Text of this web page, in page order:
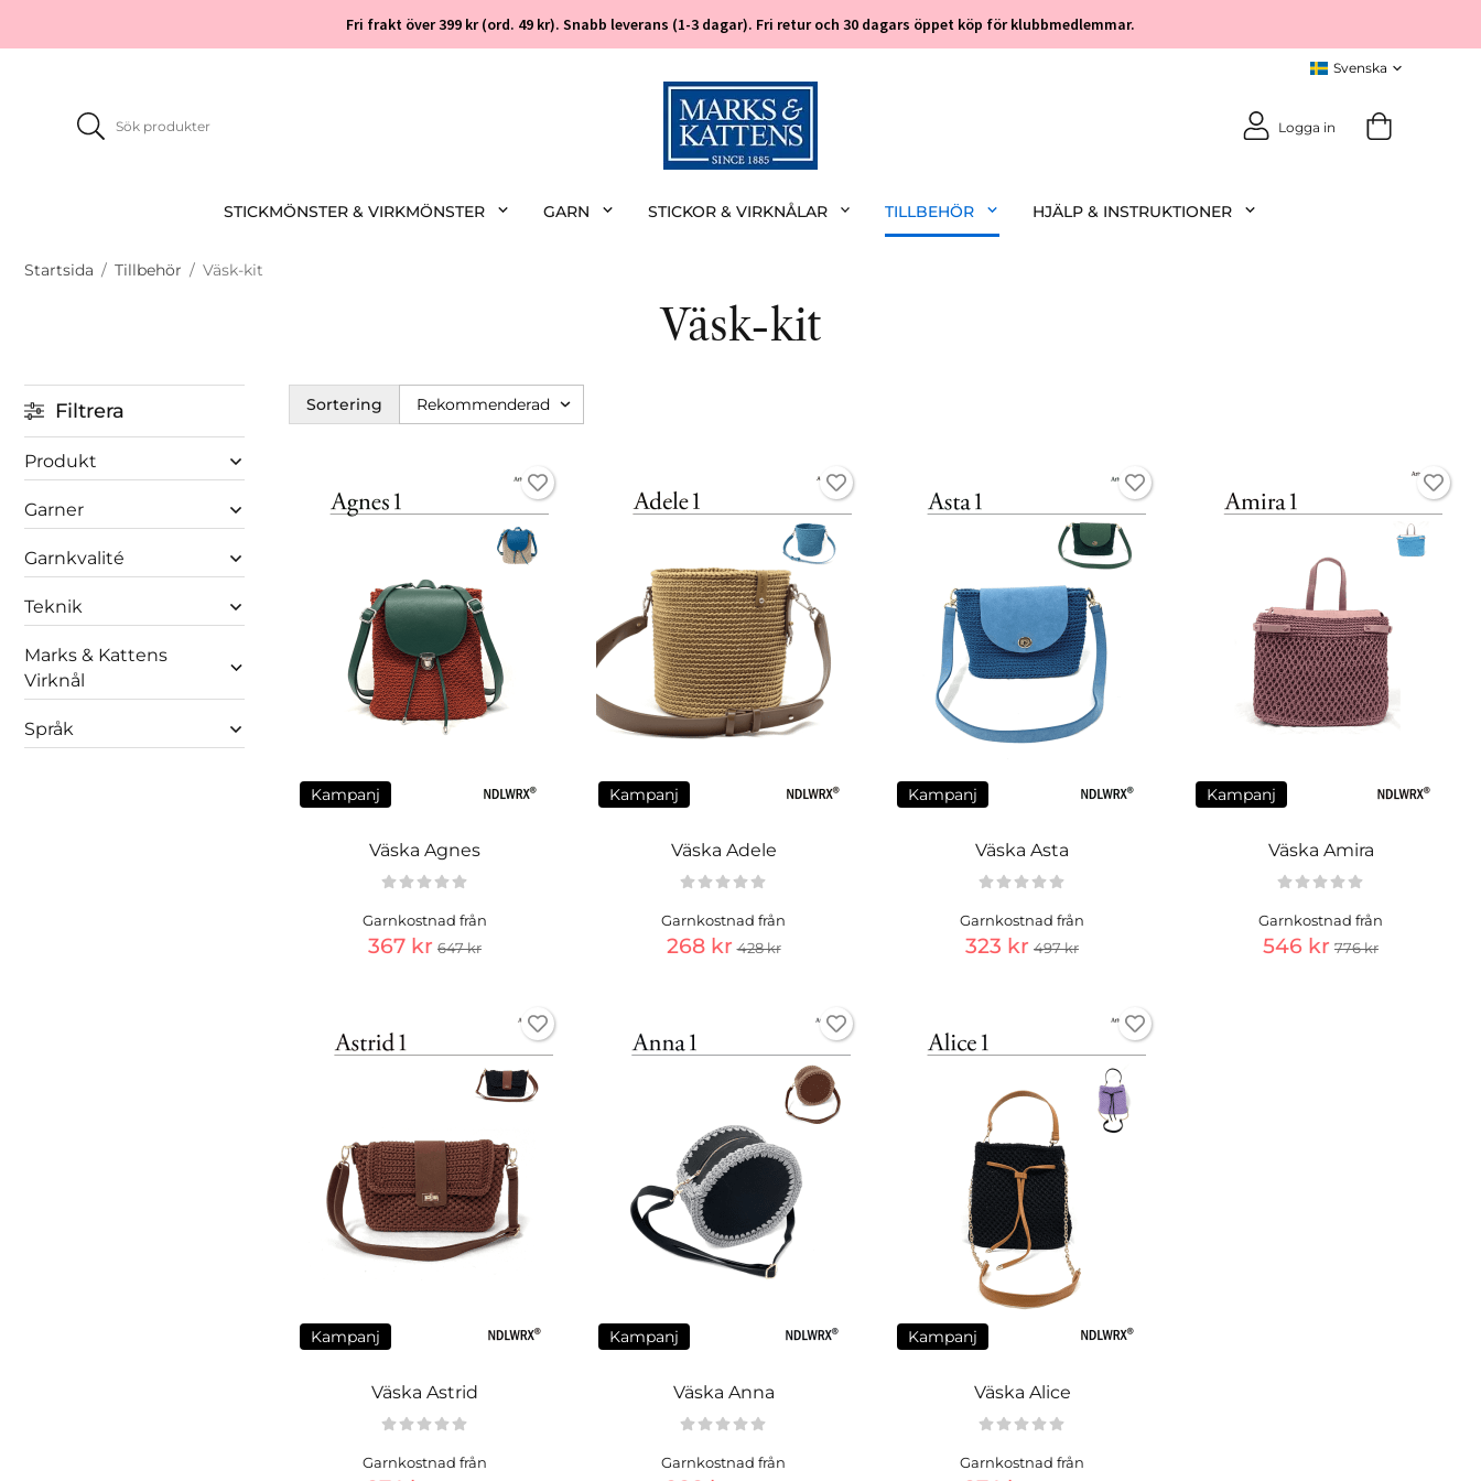
Fri frakt över 399 kr (ord. 49 kr). Snabb leverans (1-3 dagar). Fri retur och 30 dagars öppet köp för klubbmedlemmar.
Logga in
STICKMÖNSTER & VIRKMÖNSTER GARN STICKOR & VIRKNÅLAR TILLBEHÖR HJÄLP & INSTRUKTIONER
Startsida / Tillbehör / Väsk-kit
Väsk-kit
Filtrera
Produkt
Garner
Garnkvalité
Teknik
Marks & Kattens
Virknål
Språk
Sortering
Kampanj
Väska Agnes
Garnkostnad från
367 kr 647 kr
Kampanj
Väska Adele
Garnkostnad från
268 kr 428 kr
Kampanj
Väska Asta
Garnkostnad från
323 kr 497 kr
Kampanj
Väska Amira
Garnkostnad från
546 kr 776 kr
Kampanj
Väska Astrid
Garnkostnad från
Kampanj
Väska Anna
Garnkostnad från
Kampanj
Väska Alice
Garnkostnad från